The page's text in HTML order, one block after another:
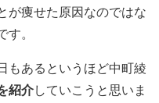
が痩せた原因なのではな
。
もあるというほど中町綾
紹介していこうと思いま